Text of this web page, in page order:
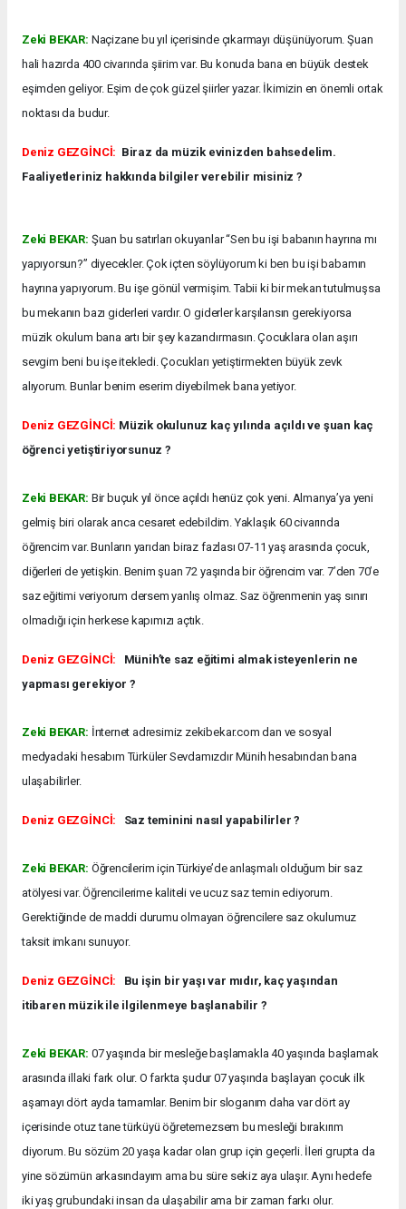
Zeki BEKAR: Naçizane bu yıl içerisinde çıkarmayı düşünüyorum. Şuan
hali hazırda 400 civarında şiirim var. Bu konuda bana en büyük destek
eşimden geliyor. Eşim de çok güzel şiirler yazar. İkimizin en önemli ortak
noktası da budur.
Deniz GEZGİNCİ: Biraz da müzik evinizden bahsedelim.
Faaliyetleriniz hakkında bilgiler verebilir misiniz ?
Zeki BEKAR: Şuan bu satırları okuyanlar “Sen bu işi babanın hayrına mı
yapıyorsun?” diyecekler. Çok içten söylüyorum ki ben bu işi babamın
hayrına yapıyorum. Bu işe gönül vermişim. Tabii ki bir mekan tutulmuşsa
bu mekanın bazı giderleri vardır. O giderler karşılansın gerekiyorsa
müzik okulum bana artı bir şey kazandırmasın. Çocuklara olan aşırı
sevgim beni bu işe itekledi. Çocukları yetiştirmekten büyük zevk
alıyorum. Bunlar benim eserim diyebilmek bana yetiyor.
Deniz GEZGİNCİ: Müzik okulunuz kaç yılında açıldı ve şuan kaç
öğrenci yetiştiriyorsunuz ?
Zeki BEKAR: Bir buçuk yıl önce açıldı henüz çok yeni. Almanya’ya yeni
gelmiş biri olarak anca cesaret edebildim. Yaklaşık 60 civarında
öğrencim var. Bunların yarıdan biraz fazlası 07-11 yaş arasında çocuk,
diğerleri de yetişkin. Benim şuan 72 yaşında bir öğrencim var. 7’den 70’e
saz eğitimi veriyorum dersem yanlış olmaz. Saz öğrenmenin yaş sınırı
olmadığı için herkese kapımızı açtık.
Deniz GEZGİNCİ: Münih’te saz eğitimi almak isteyenlerin ne
yapması gerekiyor ?
Zeki BEKAR: İnternet adresimiz zekibekar.com dan ve sosyal
medyadaki hesabım Türküler Sevdamızdır Münih hesabından bana
ulaşabilirler.
Deniz GEZGİNCİ: Saz teminini nasıl yapabilirler ?
Zeki BEKAR: Öğrencilerim için Türkiye’de anlaşmalı olduğum bir saz
atölyesi var. Öğrencilerime kaliteli ve ucuz saz temin ediyorum.
Gerektiğinde de maddi durumu olmayan öğrencilere saz okulumuz
taksit imkanı sunuyor.
Deniz GEZGİNCİ: Bu işin bir yaşı var mıdır, kaç yaşından
itibaren müzik ile ilgilenmeye başlanabilir ?
Zeki BEKAR: 07 yaşında bir mesleğe başlamakla 40 yaşında başlamak
arasında illaki fark olur. O farkta şudur 07 yaşında başlayan çocuk ilk
aşamayı dört ayda tamamlar. Benim bir sloganım daha var dört ay
içerisinde otuz tane türküyü öğretemezsem bu mesleği bırakırım
diyorum. Bu sözüm 20 yaşa kadar olan grup için geçerli. İleri grupta da
yine sözümün arkasındayım ama bu süre sekiz aya ulaşır. Aynı hedefe
iki yaş grubundaki insan da ulaşabilir ama bir zaman farkı olur.